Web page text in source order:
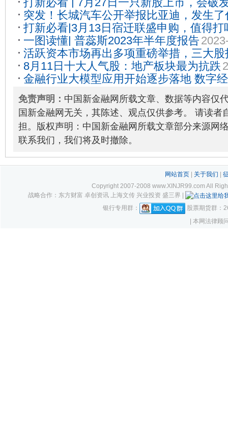
下跌2023-02-17
突发！长城汽车公开举报比亚迪，发生了
打新必看|3月13日宿迁联盛申购，值得打
一图读懂| 普蕊斯2023年半年度报告
活跃资本市场再出多项重磅举措，三大
2023-08-28
8月11日十大人气股：地产板块最为抗跌
金融行业大模型应用开始逐步落地 数字
宜逢低布局2023-10-18
免责声明： 中国新金融网所载文章、数据等内容仅
国新金融网无关，其陈述、观点仅供参考。 请读者
担。版权声明：中国新金融网所载文章部分来源网
联系我们，我们将及时撤除。
网站首页| 关于我们
Copyright 2007-2008 www.XINJR99.com All
战略合作：东方财富 卓创资讯 上海文传 兴业投资 盛三界 |
银行专用群：
股票期货群：
| 本网法律顾